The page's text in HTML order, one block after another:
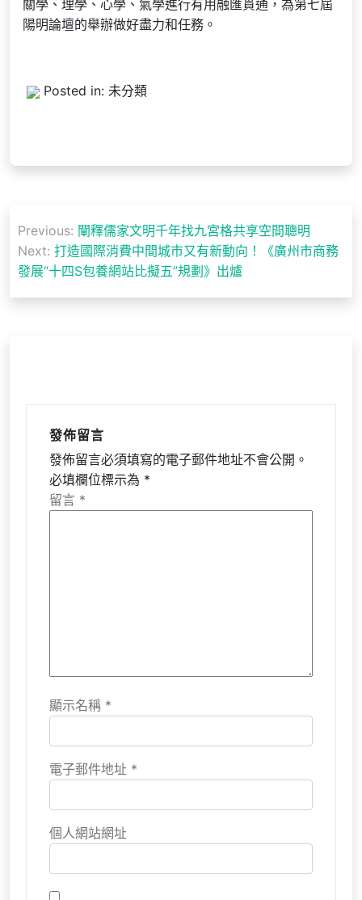
關學、理學、心學、氣學進行有用融匯貫通，為第七屆
陽明論壇的舉辦做好盡力和任務。
Posted in: 未分類
章
導
覽
Previous: 闡釋儒家文明千年找九宮格共享空間聰明
Next: 打造國際消費中間城市又有新動向！《廣州市商務
發展“十四S包養網站比擬五”規劃》出爐
發佈留言
發佈留言必須填寫的電子郵件地址不會公開。
必填欄位標示為 *
留言 *
顯示名稱 *
電子郵件地址 *
個人網站網址